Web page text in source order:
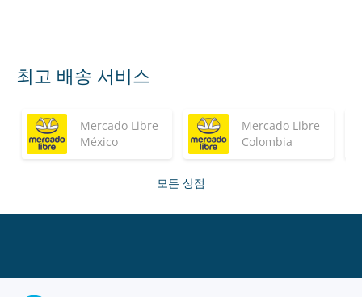
최고 배송 서비스
Mercado Libre
México
Mercado Libre
Colombia
모든 상점